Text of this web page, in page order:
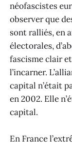
néofascistes
observer que
sont ralliés, en
électorales,
fascisme clair
l’incarner.
capital n’était
en 2002. Elle
capital.
En France